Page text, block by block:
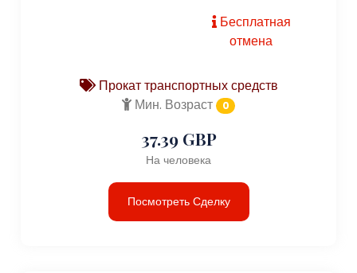
Бесплатная
отмена
Прокат транспортных средств
Мин. Возраст
0
37.39 GBP
На человека
Посмотреть Сделку